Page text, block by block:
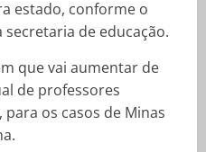
estado, conforme o
de educação.
que vai aumentar de
de professores
para os casos de Minas